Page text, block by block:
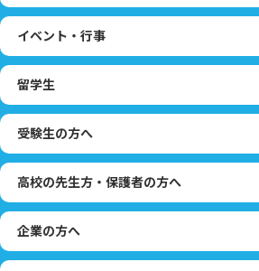
イベント・行事
留学生
受験生の方へ
高校の先生方・保護者の方へ
企業の方へ